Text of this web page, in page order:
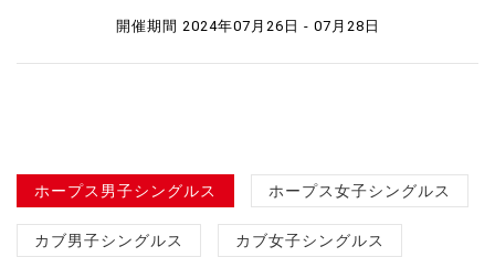
開催期間 2024年07月26日 - 07月28日
ホープス男子シングルス ホープス女子シングルス
カブ男子シングルス カブ女子シングルス